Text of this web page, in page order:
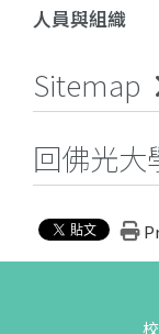
人員與組織
Sitemap
回佛光大